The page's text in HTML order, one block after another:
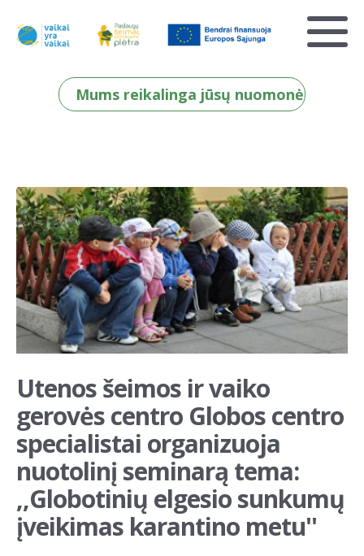
Mums reikalinga jūsų nuomonė
Utenos šeimos ir vaiko
gerovės centro Globos centro
specialistai organizuoja
nuotolinį seminarą tema:
,,Globotinių elgesio sunkumų
įveikimas karantino metu''